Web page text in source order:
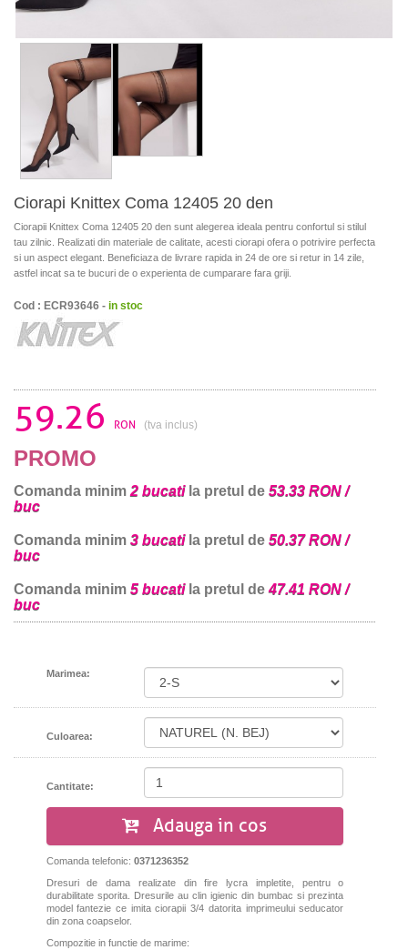
Ciorapi Knittex Coma 12405 20 den
Ciorapii Knittex Coma 12405 20 den sunt alegerea ideala pentru confortul si stilul
tau zilnic. Realizati din materiale de calitate, acesti ciorapi ofera o potrivire perfecta
si un aspect elegant. Beneficiaza de livrare rapida in 24 de ore si retur in 14 zile,
astfel incat sa te bucuri de o experienta de cumparare fara griji.
Cod : ECR93646 - in stoc
59.26 RON (tva inclus)
PROMO
Comanda minim 2 bucatila pretul de 53.33 RON /
buc
Comanda minim 3 bucatila pretul de 50.37 RON /
buc
Comanda minim 5 bucatila pretul de47.41 RON /
buc
Marimea:
Culoarea:
Cantitate:
Adauga in cos
Comanda telefonic: 0371236352
Dresuri de dama realizate din fire lycra impletite, pentru o
durabilitate sporita. Dresurile au clin igienic din bumbac si prezinta
model fantezie ce imita ciorapii 3/4 datorita imprimeului seducator
din zona coapselor.
Compozitie in functie de marime: